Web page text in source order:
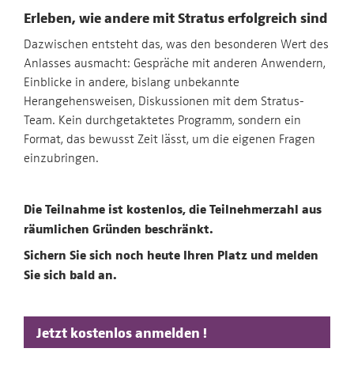
Erleben, wie andere mit Stratus erfolgreich sind
Dazwischen entsteht das, was den besonderen Wert des
Anlasses ausmacht: Gespräche mit anderen Anwendern,
Einblicke in andere, bislang unbekannte
Herangehensweisen, Diskussionen mit dem Stratus-
Team. Kein durchgetaktetes Programm, sondern ein
Format, das bewusst Zeit lässt, um die eigenen Fragen
einzubringen.
Die Teilnahme ist kostenlos, die Teilnehmerzahl aus
räumlichen Gründen beschränkt.
Sichern Sie sich noch heute Ihren Platz und melden
Sie sich bald an.
Jetzt kostenlos anmelden !